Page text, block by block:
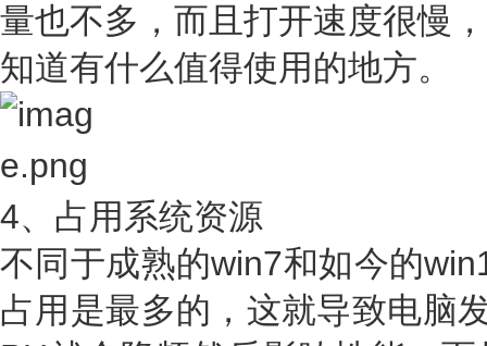
量也不多，而且打开速度很慢
知道有什么值得使用的地方。
4、占用系统资源
不同于成熟的win7和如今的
占用是最多的，这就导致电脑